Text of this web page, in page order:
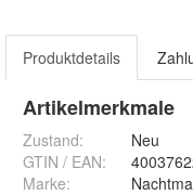
Produktdetails
Artikelmerkmale
Zustand:
Neu
GTIN / EAN:
Marke: